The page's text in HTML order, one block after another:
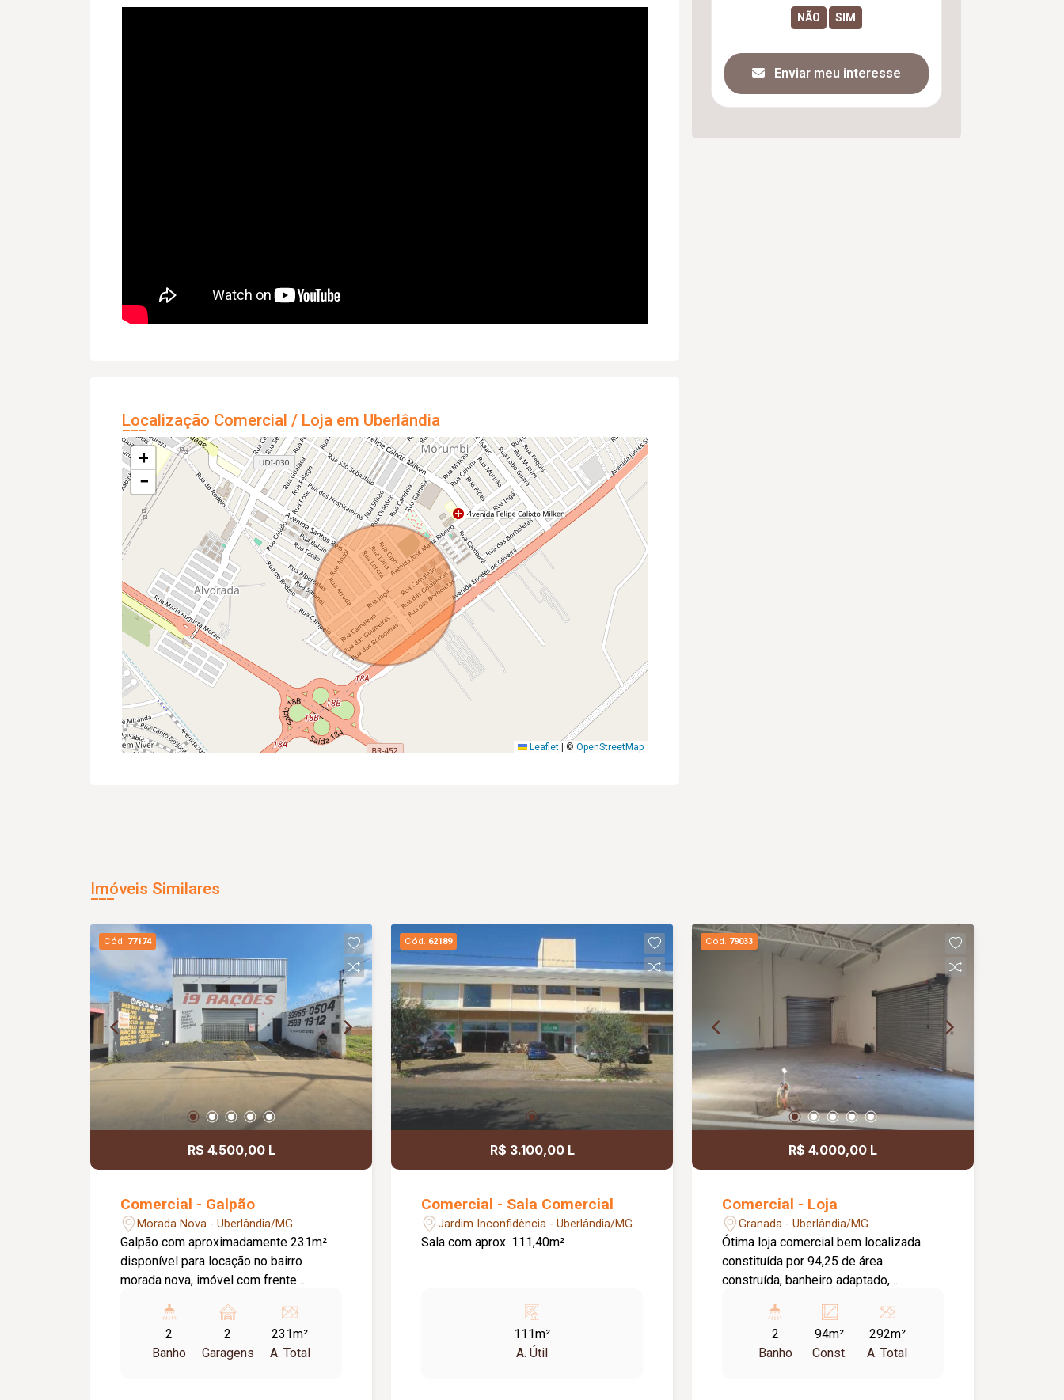
Localização Comercial / Loja em Uberlândia
+
−
Leaflet © OpenStreetMap
Enviar meu interesse
Imóveis Similares
Cód. 77174
R$ 4.500,00 L
Comercial - Galpão
Morada Nova - Uberlândia/MG
Galpão com aproximadamente 231m²
disponível para locação no bairro
morada nova, imóvel com frente
sala, porta automatizada.
2
Banho
2
Garagens
231m²
A. Total
Cód. 62189
R$ 3.100,00 L
Comercial - Sala Comercial
Jardim Inconfidência - Uberlândia/MG
Sala com aprox. 111,40m²
111m²
A. Útil
Cód. 79033
R$ 4.000,00 L
Comercial - Loja
Granada - Uberlândia/MG
Ótima loja comercial bem localizada
constituída por 94,25 de área
construída, banheiro adaptado,
2
Banho
94m²
Const.
292m²
A. Total